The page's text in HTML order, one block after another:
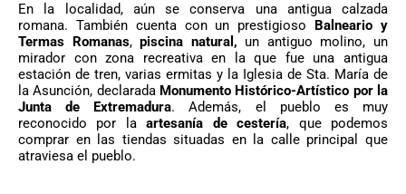
En la localidad, aún se conserva una antigua calzada
romana. También cuenta con un prestigioso
Balneario y
Termas Romanas,piscina natural, un antiguo molino, un
mirador con zona recreativa en la que fue una antigua
estación de tren, varias ermitas y la Iglesia de Sta. María de
la Asunción, declarada Monumento Histórico-Artístico por la
Junta de Extremadura. Además, el pueblo es muy
reconocido por laartesanía de cestería, que podemos
comprar en las tiendas situadas en la calle principal que
atraviesa el pueblo.